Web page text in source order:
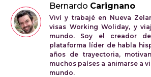
Bernardo Carignano
Viví y trabajé en Nueva
visas Working Woliday, y
mundo. Soy el creador de
plataforma líder de habla
años de trayectoria,
muchos países a animarse a
mundo.